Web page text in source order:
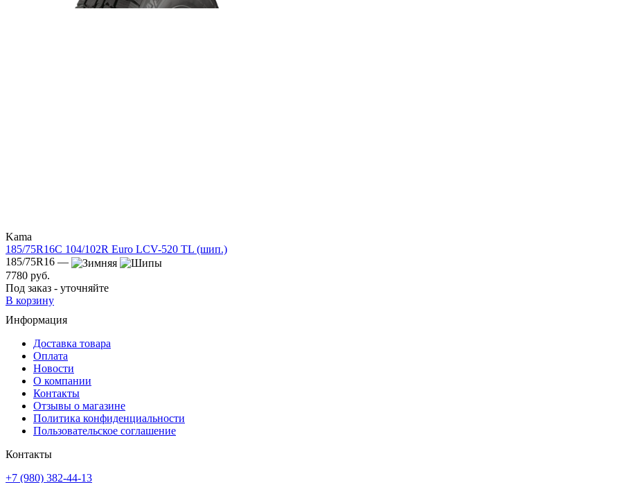
Kama
185/75R16C 104/102R Euro LCV-520 TL (шип.)
185/75R16 —
7780 руб.
Под заказ - уточняйте
В корзину
Информация
Доставка товара
Оплата
Новости
О компании
Контакты
Отзывы о магазине
Политика конфиденциальности
Пользовательское соглашение
Контакты
+7 (980) 382-44-13